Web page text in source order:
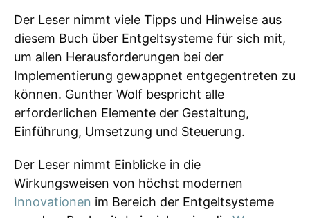
Der Leser nimmt viele Tipps und Hinweise aus
diesem Buch über Entgeltsysteme für sich mit,
um allen Herausforderungen bei der
Implementierung gewappnet entgegentreten zu
können. Gunther Wolf bespricht alle
erforderlichen Elemente der Gestaltung,
Einführung, Umsetzung und Steuerung.
Der Leser nimmt Einblicke in die
Wirkungsweisen von höchst modernen
Innovationen im Bereich der Entgeltsysteme